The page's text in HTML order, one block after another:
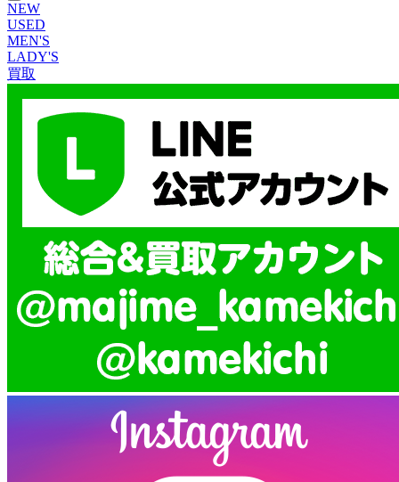
NEW
USED
MEN'S
LADY'S
買取